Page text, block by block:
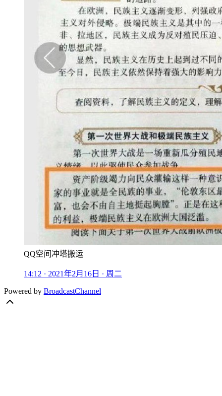
QQ空间冲塔搬运
14:12 · 2021年2月16日 · 周二
Powered by BroadcastChannel